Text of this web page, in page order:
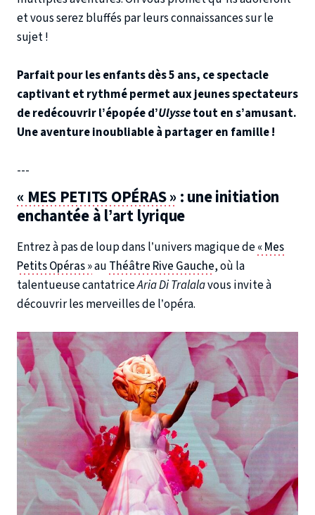
et vous serez bluffés par leurs connaissances sur le
sujet !
Parfait pour les enfants dès 5 ans, ce spectacle
captivant et rythmé permet aux jeunes spectateurs
de redécouvrir l’épopée d’Ulyssetout en s’amusant.
Une aventure inoubliable à partager en famille !
---
« MES PETITS OPÉRAS » : une initiation
enchantée à l’art lyrique
Entrez à pas de loup dans l’univers magique de« Mes
Petits Opéras »au Théâtre Rive Gauche, où la
talentueuse cantatriceAria Di Tralalavous invite à
découvrir les merveilles de l’opéra.